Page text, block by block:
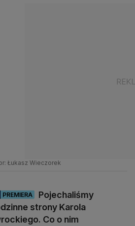
Łukasz Wieczorek
PREMIERA
Pojechaliśmy
strony Karola
Co o nim